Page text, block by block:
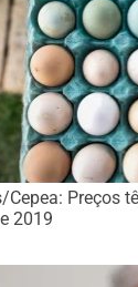
Cepea: Preços
2019